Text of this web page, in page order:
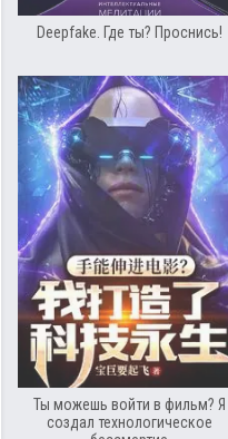
Deepfake. Где ты? Проснись!
Ты можешь войти в фильм? Я
создал технологическое